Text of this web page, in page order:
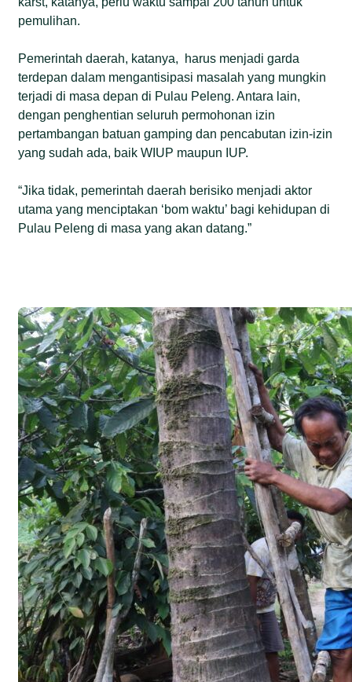
pemulihan.
Pemerintah daerah, katanya, harus menjadi garda
terdepan dalam mengantisipasi masalah yang mungkin
terjadi di masa depan di Pulau Peleng. Antara lain,
dengan penghentian seluruh permohonan izin
pertambangan batuan gamping dan pencabutan izin-izin
yang sudah ada, baik WIUP maupun IUP.
“Jika tidak, pemerintah daerah berisiko menjadi aktor
utama yang menciptakan ‘bom waktu’ bagi kehidupan di
Pulau Peleng di masa yang akan datang.”